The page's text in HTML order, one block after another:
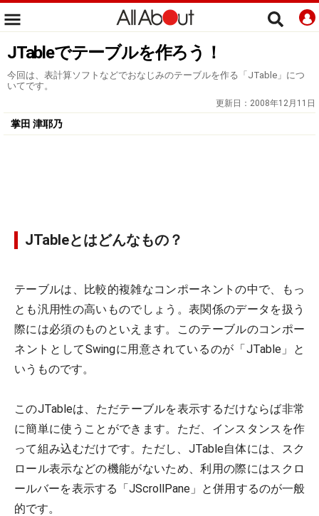
JTableでテーブルを作ろう！
今回は、表計算ソフトなどでおなじみのテーブルを作る「JTable」につ
いてです。
更新日： 2008年12月11日
掌田 津耶乃
JTableとはどんなもの？
テーブルは、比較的複雑なコンポーネントの中で、もっ
とも汎用性の高いものでしょう。表関係のデータを扱う
際には必須のものといえます。このテーブルのコンポー
ネントとしてSwingに用意されているのが「JTable」と
いうものです。
このJTableは、ただテーブルを表示するだけならば非常
に簡単に使うことができます。ただ、インスタンスを作
って組み込むだけです。ただし、JTable自体には、スク
ロール表示などの機能がないため、利用の際にはスクロ
ールバーを表示する「JScrollPane」と併用するのが一般
的です。